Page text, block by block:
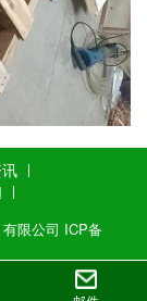
限公司 ICP备